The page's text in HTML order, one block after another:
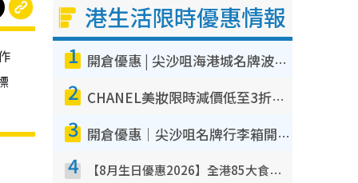
港生活限時優惠情報
1 開倉優惠 | 尖沙咀海港城名牌波鞋開倉低至1折！On鞋$899起／Joy&Peace鞋履$98起
2 CHANEL美妝限時減價低至3折！人氣粉底/唇膏/精華液低至$275！COCO香水都有平
3 開倉優惠｜尖沙咀名牌行李箱開倉低至4折！一連5日 American Tourister/ace./Hallmark $200起！
4 【8月生日優惠2026】全港85大食買玩著數攻略 自助餐/火鍋放題同行免費＋誠品/DONKI送現金券